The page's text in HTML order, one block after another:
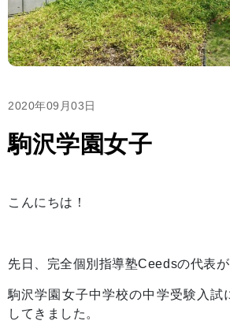
2020年09月03日
駒沢学園女子
こんにちは！
先日、完全個別指導塾Ceedsの代表が
駒沢学園女子中学校の中学受験入試
してきました。